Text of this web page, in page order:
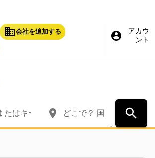
business会社を追加する account_circle
アカウ
ント
place search